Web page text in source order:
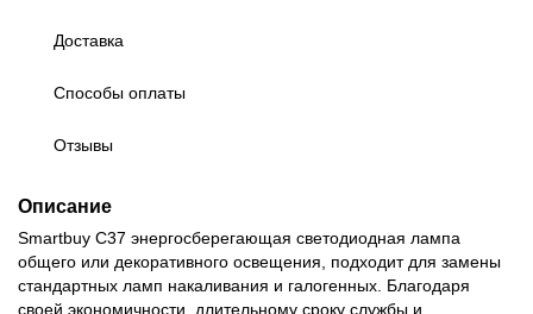
Доставка
Способы оплаты
Отзывы
Описание
Smartbuy С37 энергосберегающая светодиодная лампа
общего или декоративного освещения, подходит для замены
стандартных ламп накаливания и галогенных. Благодаря
своей экономичности, длительному сроку службы и